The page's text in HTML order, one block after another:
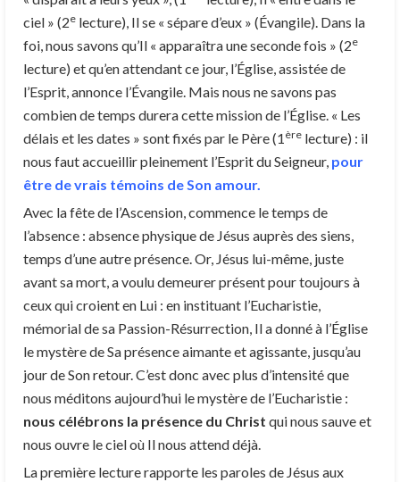
ciel » (2e lecture), Il se « sépare d’eux » (Évangile). Dans la
foi, nous savons qu’Il « apparaîtra une seconde fois » (2e
lecture) et qu’en attendant ce jour, l’Église, assistée de
l’Esprit, annonce l’Évangile. Mais nous ne savons pas
combien de temps durera cette mission de l’Église. « Les
délais et les dates » sont fixés par le Père (1 ère lecture) : il
nous faut accueillir pleinement l’Esprit du Seigneur, pour
être de vrais témoins de Son amour.
Avec la fête de l’Ascension, commence le temps de
l’absence : absence physique de Jésus auprès des siens,
temps d’une autre présence. Or, Jésus lui-même, juste
avant sa mort, a voulu demeurer présent pour toujours à
ceux qui croient en Lui : en instituant l’Eucharistie,
mémorial de sa Passion-Résurrection, Il a donné à l’Église
le mystère de Sa présence aimante et agissante, jusqu’au
jour de Son retour. C’est donc avec plus d’intensité que
nous méditons aujourd’hui le mystère de l’Eucharistie :
nous célébrons la présence du Christ qui nous sauve et
nous ouvre le ciel où Il nous attend déjà.
La première lecture rapporte les paroles de Jésus aux